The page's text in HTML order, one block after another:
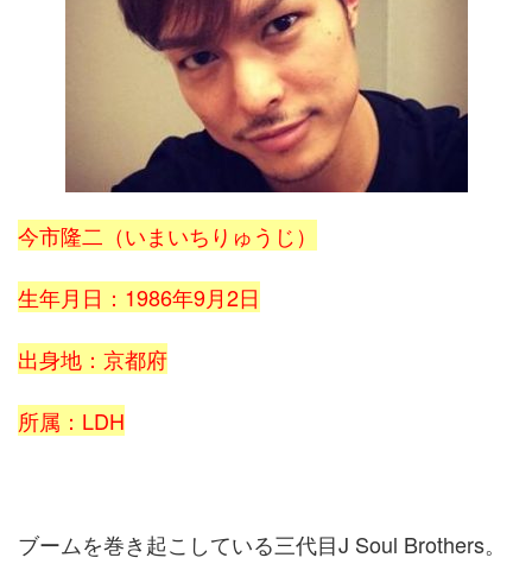
今市隆二（いまいちりゅうじ）
生年月日：1986年9月2日
出身地：京都府
所属：LDH
ブームを巻き起こしている三代目J Soul Brothers。